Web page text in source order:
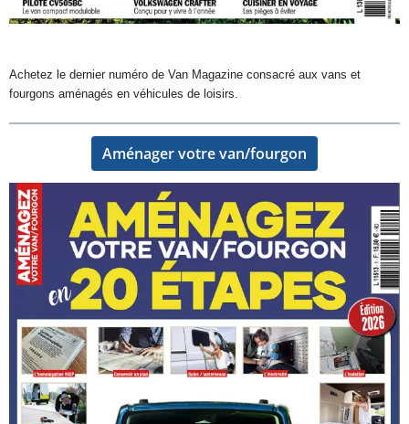
Achetez le dernier numéro de Van Magazine consacré aux vans et
fourgons aménagés en véhicules de loisirs.
Aménager votre van/fourgon